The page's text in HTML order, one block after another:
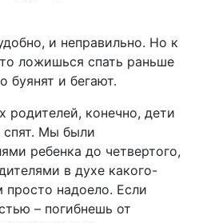
и неправильно. Но к
ложишься спать раньше
буянят и бегают.
родителей, конечно, дети
спят. Мы были
ребенка до четвертого,
в духе какого-
просто надоело. Если
– погибнешь от